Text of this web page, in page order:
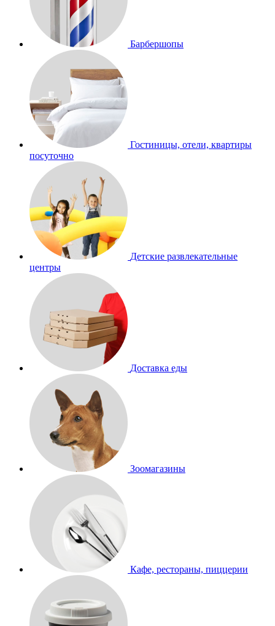
Барбершопы
Гостиницы, отели, квартиры
посуточно
Детские развлекательные
центры
Доставка еды
Зоомагазины
Кафе, рестораны, пиццерии